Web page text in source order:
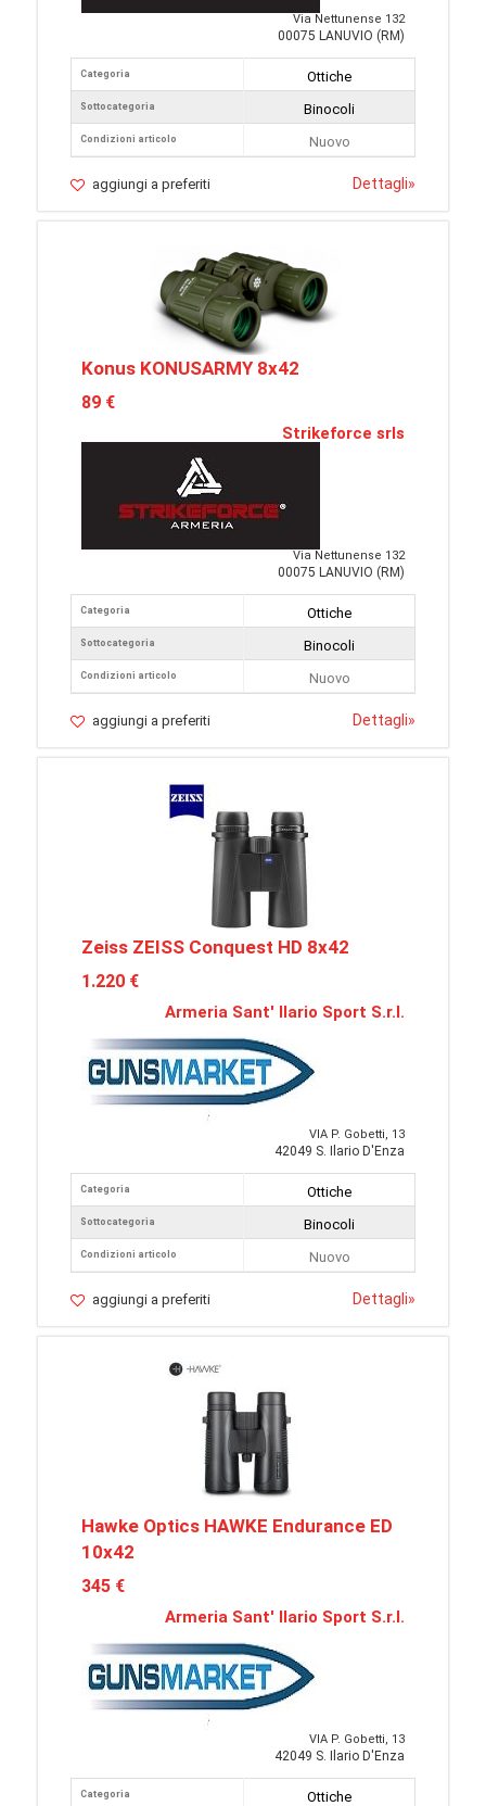
Via Nettunense 132
00075 LANUVIO (RM)
Categoria
Sottocategoria
Condizioni articolo
Ottiche
Binocoli
Nuovo
aggiungi a preferiti Dettagli»
Konus KONUSARMY 8x42
89 €
Strikeforce srls
Via Nettunense 132
00075 LANUVIO (RM)
Categoria
Sottocategoria
Condizioni articolo
Ottiche
Binocoli
Nuovo
aggiungi a preferiti Dettagli»
Zeiss ZEISS Conquest HD 8x42
1.220 €
Armeria Sant' Ilario Sport S.r.l.
VIA P. Gobetti, 13
42049 S. Ilario D'Enza
Categoria
Sottocategoria
Condizioni articolo
Ottiche
Binocoli
Nuovo
aggiungi a preferiti Dettagli»
Hawke Optics HAWKE Endurance ED
10x42
345 €
Armeria Sant' Ilario Sport S.r.l.
VIA P. Gobetti, 13
42049 S. Ilario D'Enza
Categoria
Ottiche